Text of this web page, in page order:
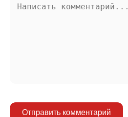
Отправить комментарий